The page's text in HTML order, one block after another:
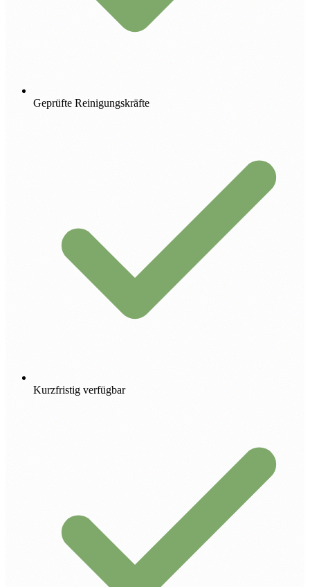
Geprüfte Reinigungskräfte
Kurzfristig verfügbar